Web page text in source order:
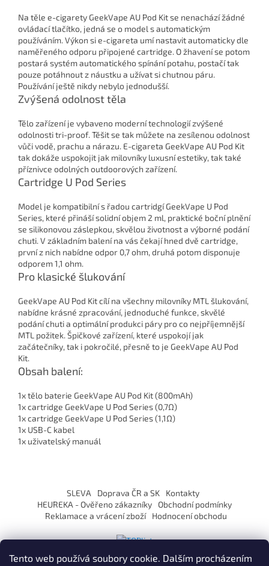
Tento web používá soubory cookie. Dalším procházením
Na těle e-cigarety GeekVape AU Pod Kit se nenachází žádné
ovládací tlačítko, jedná se o model s automatickým
používáním. Výkon si e-cigareta umí nastavit automaticky dle
naměřeného odporu připojené cartridge. O žhavení se potom
postará systém automatického spínání potahu, postačí tak
pouze potáhnout z náustku a užívat si chutnou páru.
Používání ještě nikdy nebylo jednodušší.
Zvýšená odolnost těla
Tělo zařízení je vybaveno moderní technologií zvýšené
odolnosti tri-proof. Těšit se tak můžete na zesílenou odolnost
vůči vodě, prachu a nárazu. E-cigareta GeekVape AU Pod Kit
tak dokáže uspokojit jak milovníky luxusní estetiky, tak také
příznivce odolných outdoorových zařízení.
Cartridge U Pod Series
Model je kompatibilní s řadou cartridgí GeekVape U Pod
Series, které přináší solidní objem 2 ml, praktické boční plnění
se silikonovou záslepkou, skvělou životnost a výborné podání
chuti. V základním balení na vás čekají hned dvě cartridge,
první z nich nabídne odpor 0,7 ohm, druhá potom disponuje
odporem 1,1 ohm.
Pro klasické šlukování
GeekVape AU Pod Kit cílí na všechny milovníky MTL šlukování,
nabídne krásné zpracování, jednoduché funkce, skvělé
podání chuti a optimální produkci páry pro co nejpříjemnější
MTL požitek. Špičkové zařízení, které uspokojí jak
začátečníky, tak i pokročilé, přesně to je GeekVape AU Pod
Kit.
Obsah balení:
1x tělo baterie GeekVape AU Pod Kit (800mAh)
1x cartridge GeekVape U Pod Series (0,7Ω)
1x cartridge GeekVape U Pod Series (1,1Ω)
1x USB-C kabel
1x uživatelský manuál
í
SLEVA Doprava ČR a SK
Kontakty
HEUREKA - Ověřeno zákazníky
Obchodní podmínky
Reklamace a vrácení zboží
Hodnocení obchodu